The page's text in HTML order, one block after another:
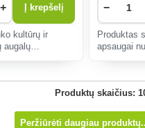
+ Į krepšelį
kultūrų ir
augalų
−
Produktas
apsaugai
(botrito)
Produktų skaičius:
Peržiūrėti daugiau